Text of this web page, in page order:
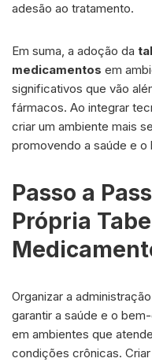
adesão ao tratamento.
Em suma, a adoção da
medicamentos em
significativos que vão
fármacos. Ao integrar
criar um ambiente mais
promovendo a saúde e
Passo a
Própria
Organizar a
garantir a saúde e o
em ambientes que
condições crônicas.